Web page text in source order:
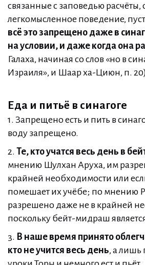
связанные с заповедью расчёты,
легкомысленное поведение,
всё это запрещено даже в
на условии, и даже когда она
Галаха, начиная со слов «но в
Израиля», и Шаар ха-Циюн, п.
Еда и питьё в синагоге
1. Запрещено есть и пить в
воду запрещено.
2. Те, кто учатся весь день в
мнению Шулхан Аруха, им
крайней необходимости или
помешает их учёбе; по мнению
разрешено даже не в крайней
поскольку бейт-мидраш
3. В наше время принято
кто не учится весь день, а лишь